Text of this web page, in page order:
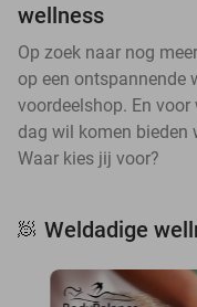
wellness
Op zoek naar nog
op een ontspannende
voordeelshop. En
dag wil komen bieden
Waar kies jij voor?
🧖 Weldadige